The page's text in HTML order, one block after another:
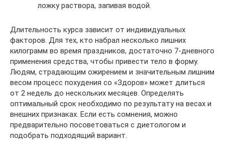
ложку раствора, запивая водой.
Длительность курса зависит от индивидуальных
факторов. Для тех, кто набрал несколько лишних
килограмм во время праздников, достаточно 7-дневного
применения средства, чтобы привести тело в форму.
Людям, страдающим ожирением и значительным лишним
весом процесс похудения со «Здоров» может длиться
от 2 недель до нескольких месяцев. Определять
оптимальный срок необходимо по результату на весах и
внешних признаках. Если есть сомнения, можно
предварительно посоветоваться с диетологом и
подобрать подходящий вариант.